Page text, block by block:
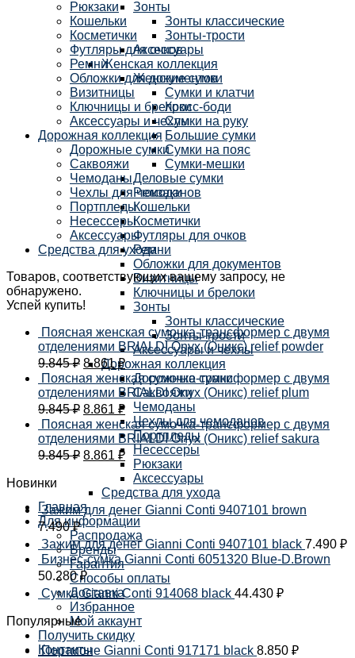
Зонты
Зонты классические
Зонты-трости
Аксессуары
Женская коллекция
Женские сумки
Сумки и клатчи
Кросс-боди
Сумки на руку
Большие сумки
Сумки на пояс
Сумки-мешки
Деловые сумки
Рюкзаки
Кошельки
Косметички
Футляры для очков
Ремни
Обложки для документов
Визитницы
Ключницы и брелоки
Зонты
Зонты классические
Зонты-трости
Аксессуары и чехлы
Дорожная коллекция
Дорожные сумки
Саквояжи
Чемоданы
Чехлы для чемоданов
Портпледы
Несессеры
Рюкзаки
Аксессуары
Средства для ухода
Главная
Для информации
Распродажа
Бренды
Гарантия
Способы оплаты
Доставка
Избранное
Мой аккаунт
Получить скидку
Контакты
Рюкзаки
Кошельки
Косметички
Футляры для очков
Ремни
Обложки для документов
Визитницы
Ключницы и брелоки
Аксессуары и чехлы
Дорожная коллекция
Дорожные сумки
Саквояжи
Чемоданы
Чехлы для чемоданов
Портпледы
Несессеры
Аксессуары
Средства для ухода
Товаров, соответствующих вашему запросу, не
обнаружено.
Успей купить!
Поясная женская сумочка-трансформер с двумя
отделениями BRIALDI Onyx (Оникс) relief powder
9.845₽ 8.861₽
Поясная женская сумочка-трансформер с двумя
отделениями BRIALDI Onyx (Оникс) relief plum
9.845₽ 8.861 ₽
Поясная женская сумочка-трансформер с двумя
отделениями BRIALDI Onyx (Оникс) relief sakura
9.845₽ 8.861 ₽
Новинки
Зажим для денег Gianni Conti 9407101 brown
7.490₽
Зажим для денег Gianni Conti 9407101 black 7.490 ₽
Бизнес-сумка Gianni Conti 6051320 Blue-D.Brown
50.280₽
Сумка Gianni Conti 914068 black 44.430 ₽
Популярные
Портмоне Gianni Conti 917171 black 8.850 ₽